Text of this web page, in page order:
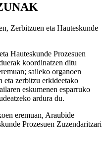
Zerbitzuen eta Hauteskunde
Hauteskunde Prozesuen
koordinatzen ditu
saileko organoen
eta zerbitzu erkideetako
eskumenen esparruko
ardura du.
eremuan, Araubide
Prozesuen Zuzendaritzari